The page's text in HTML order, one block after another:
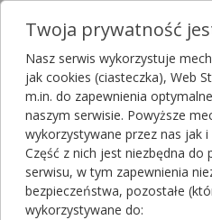
COVID-19:
obostrzenia na
zimowe 2021 r.
Publikacja: 2020-12-18 12:02
Autor
Artykuł rekomendowany
magister farmacji
Twoja prywatność
Nasz serwis wykorzystuje
jak cookies (ciasteczka), Web
m.in. do zapewnienia
naszym serwisie. Powyższe
wykorzystywane przez nas jak
Część z nich jest niezbędna do
serwisu, w tym zapewnienia
bezpieczeństwa, pozostałe
wykorzystywane do: